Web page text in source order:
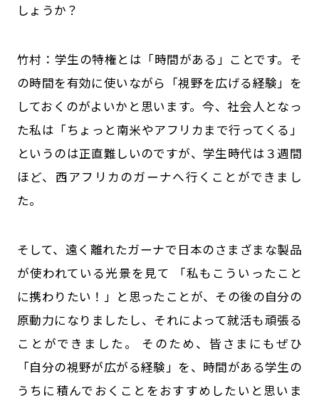
しょうか？
竹村：学生の特権とは「時間がある」ことです。そ
の時間を有効に使いながら「視野を広げる経験」を
しておくのがよいかと思います。今、社会人となっ
た私は「ちょっと南米やアフリカまで行ってくる」
というのは正直難しいのですが、学生時代は３週間
ほど、西アフリカのガーナへ行くことができまし
た。
そして、遠く離れたガーナで日本のさまざまな製品
が使われている光景を見て 「私もこういったこと
に携わりたい！」と思ったことが、その後の自分の
原動力になりましたし、それによって就活も頑張る
ことができました。 そのため、皆さまにもぜひ
「自分の視野が広がる経験」を、時間がある学生の
うちに積んでおくことをおすすめしたいと思いま